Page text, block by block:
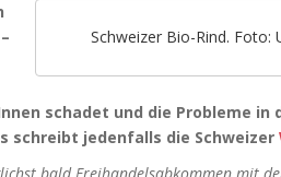
Schweizer Bio-Rind. Foto:
schadet und die Probleme in
schreibt jedenfalls die Schweizer